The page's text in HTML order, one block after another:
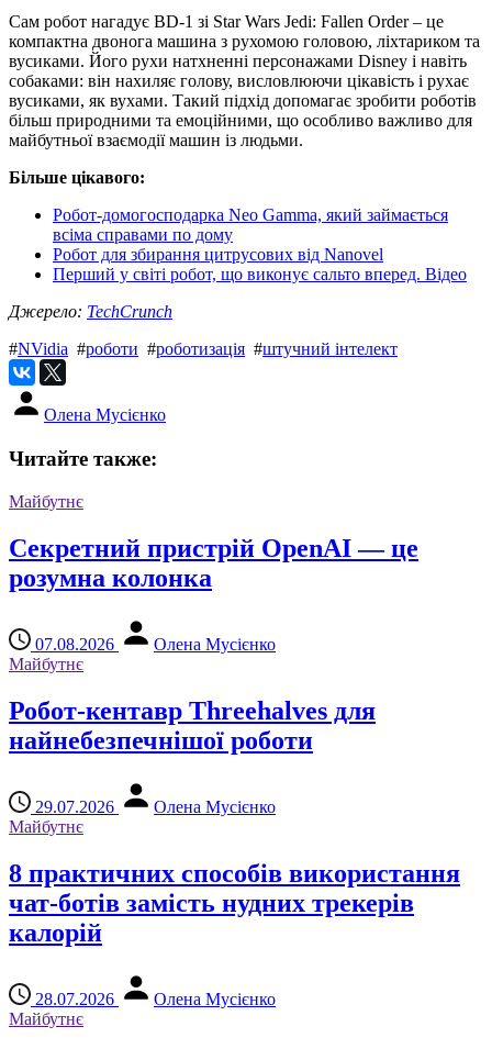
Сам робот нагадує BD-1 зі Star Wars Jedi: Fallen Order – це
компактна двонога машина з рухомою головою, ліхтариком та
вусиками. Його рухи натхненні персонажами Disney і навіть
собаками: він нахиляє голову, висловлюючи цікавість і рухає
вусиками, як вухами. Такий підхід допомагає зробити роботів
більш природними та емоційними, що особливо важливо для
майбутньої взаємодії машин із людьми.
Більше цікавого:
Робот-домогосподарка Neo Gamma, який займається
всіма справами по дому
Робот для збирання цитрусових від Nanovel
Перший у світі робот, що виконує сальто вперед. Відео
Джерело: TechCrunch
#NVidia #роботи #роботизація #штучний інтелект
Олена Мусієнко
Читайте также:
Майбутнє
Секретний пристрій OpenAI — це
розумна колонка
07.08.2026
Олена Мусієнко
Майбутнє
Робот-кентавр Threehalves для
найнебезпечнішої роботи
29.07.2026
Олена Мусієнко
Майбутнє
8 практичних способів використання
чат-ботів замість нудних трекерів
калорій
28.07.2026
Олена Мусієнко
Майбутнє